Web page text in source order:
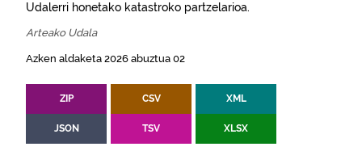
Udalerri honetako katastroko partzelarioa.
Arteako Udala
Azken aldaketa 2026 abuztua 02
ZIP CSV XML
JSON TSV XLSX